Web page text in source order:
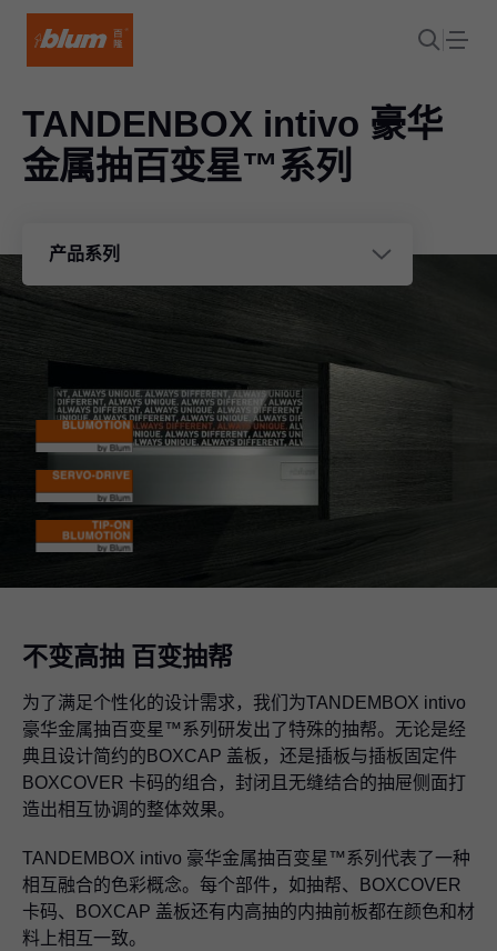
产品系列
TANDENBOX intivo 豪华
金属抽百变星™系列
不变高抽 百变抽帮
为了满足个性化的设计需求，我们为TANDEMBOX intivo
豪华金属抽百变星™系列研发出了特殊的抽帮。无论是经
典且设计简约的BOXCAP 盖板，还是插板与插板固定件
BOXCOVER 卡码的组合，封闭且无缝结合的抽屉侧面打
造出相互协调的整体效果。
TANDEMBOX intivo 豪华金属抽百变星™系列代表了一种
相互融合的色彩概念。每个部件，如抽帮、BOXCOVER
卡码、BOXCAP 盖板还有内高抽的内抽前板都在颜色和材
料上相互一致。